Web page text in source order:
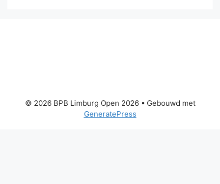
© 2026 BPB Limburg Open 2026• Gebouwd met
GeneratePress